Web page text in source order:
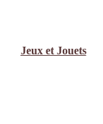
Jeux et Jouets